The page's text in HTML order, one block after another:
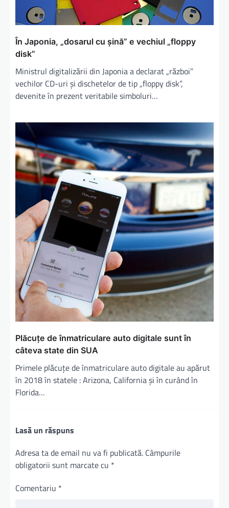
În Japonia, „dosarul cu șină” e vechiul „floppy
disk”
Ministrul digitalizării din Japonia a declarat „război”
vechilor CD-uri și dischetelor de tip „floppy disk”,
devenite în prezent veritabile simboluri…
Plăcuțe de înmatriculare auto digitale sunt în
câteva state din SUA
Primele plăcuţe de înmatriculare auto digitale au apărut
în 2018 în statele : Arizona, California și în curând în
Florida…
Lasă un răspuns
Adresa ta de email nu va fi publicată. Câmpurile
obligatorii sunt marcate cu *
Comentariu *